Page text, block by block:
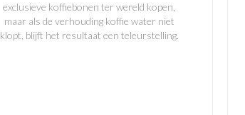
exclusieve koffiebonen ter wereld kopen,
maar als de verhouding koffie water niet
klopt, blijft het resultaat een teleurstelling.